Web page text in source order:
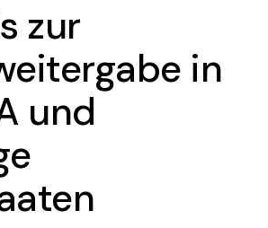
zur
in
und